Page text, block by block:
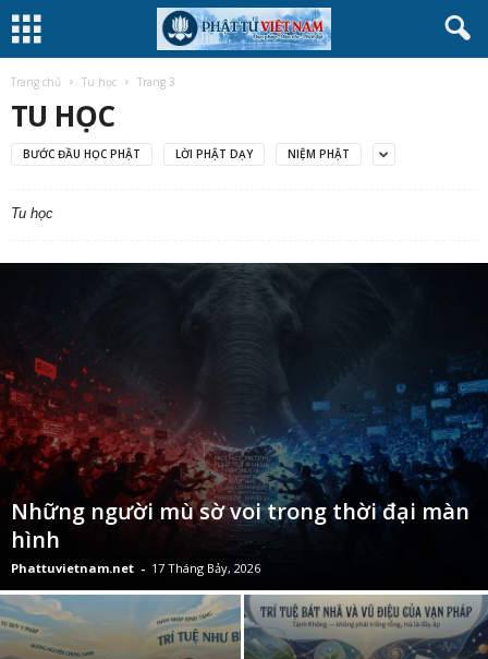
Trang chủ Tu học Trang 3
TU HỌC
BƯỚC ĐẦU HỌC PHẬT LỜI PHẬT DẠY NIỆM PHẬT
Tu học
Những người mù sờ voi trong thời đại màn
hình
Phattuvietnam.net - 17 Tháng Bảy, 2026